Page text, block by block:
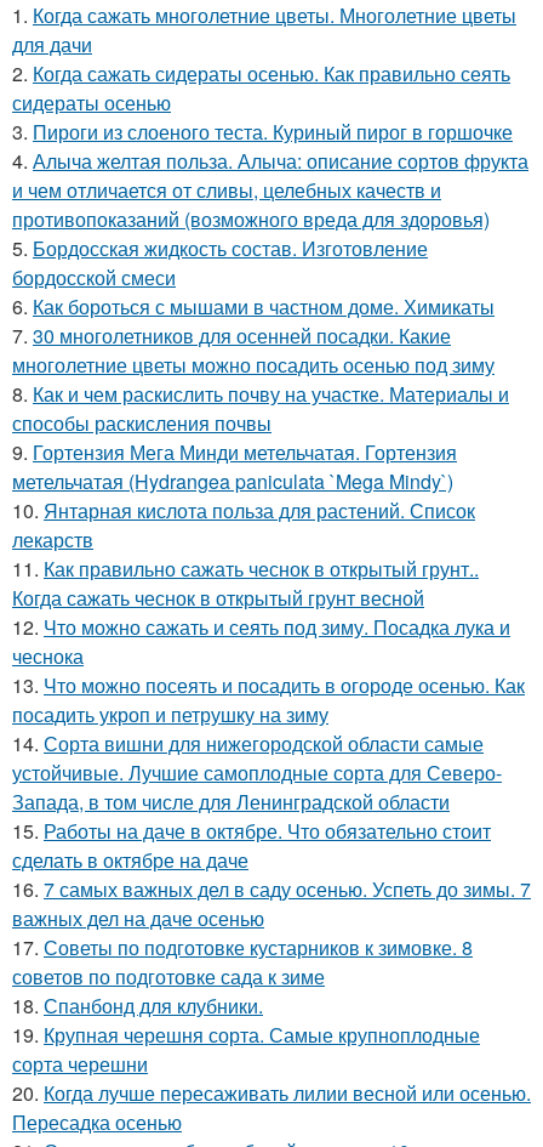
1. Когда сажать многолетние цветы. Многолетние цветы
для дачи
2. Когда сажать сидераты осенью. Как правильно сеять
сидераты осенью
3. Пироги из слоеного теста. Куриный пирог в горшочке
4. Алыча желтая польза. Алыча: описание сортов фрукта
и чем отличается от сливы, целебных качеств и
противопоказаний (возможного вреда для здоровья)
5. Бордосская жидкость состав. Изготовление
бордосской смеси
6. Как бороться с мышами в частном доме. Химикаты
7. 30 многолетников для осенней посадки. Какие
многолетние цветы можно посадить осенью под зиму
8. Как и чем раскислить почву на участке. Материалы и
способы раскисления почвы
9. Гортензия Мега Минди метельчатая. Гортензия
метельчатая (Hydrangea paniculata `Mega Mindy`)
10. Янтарная кислота польза для растений. Список
лекарств
11. Как правильно сажать чеснок в открытый грунт..
Когда сажать чеснок в открытый грунт весной
12. Что можно сажать и сеять под зиму. Посадка лука и
чеснока
13. Что можно посеять и посадить в огороде осенью. Как
посадить укроп и петрушку на зиму
14. Сорта вишни для нижегородской области самые
устойчивые. Лучшие самоплодные сорта для Северо-
Запада, в том числе для Ленинградской области
15. Работы на даче в октябре. Что обязательно стоит
сделать в октябре на даче
16. 7 самых важных дел в саду осенью. Успеть до зимы. 7
важных дел на даче осенью
17. Советы по подготовке кустарников к зимовке. 8
советов по подготовке сада к зиме
18. Спанбонд для клубники.
19. Крупная черешня сорта. Самые крупноплодные
сорта черешни
20. Когда лучше пересаживать лилии весной или осенью.
Пересадка осенью